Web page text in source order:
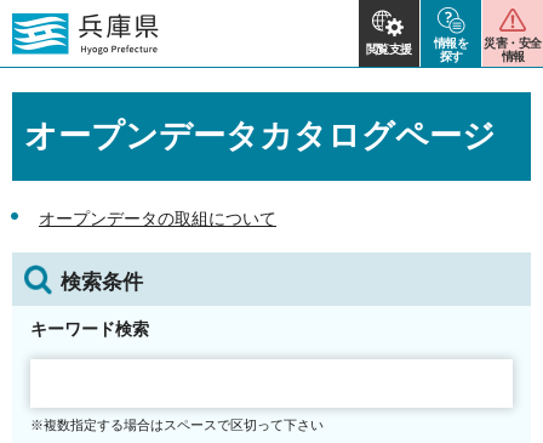
閲覧支援
情報を
探す
災害・安全
情報
オープンデータカタログページ
オープンデータの取組について
検索条件
キーワード検索
※複数指定する場合はスペースで区切って下さい